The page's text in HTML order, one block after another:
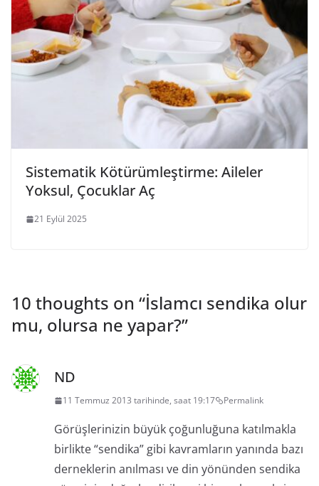
Sistematik Kötürümleştirme: Aileler
Yoksul, Çocuklar Aç
21 Eylül 2025
10 thoughts on “İslamcı sendika olur
mu, olursa ne yapar?”
ND
11 Temmuz 2013 tarihinde, saat 19:17 Permalink
Görüşlerinizin büyük çoğunluğuna katılmakla
birlikte “sendika” gibi kavramların yanında bazı
derneklerin anılması ve din yönünden sendika